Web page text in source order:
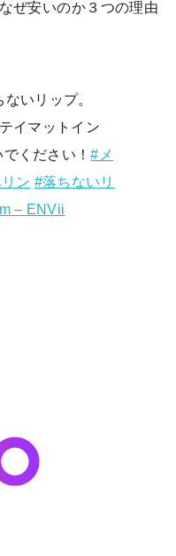
ぜ安いのか３つの理由
いリップ。
イマットイン
でください！#メ
ン #落ちないリ
– ENVii